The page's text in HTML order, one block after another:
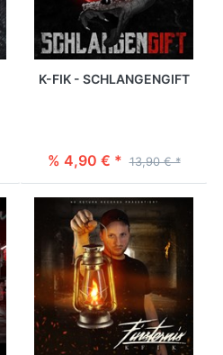
K-FIK - SCHLANGENGIFT
% 4,90 € * 13,90 € *